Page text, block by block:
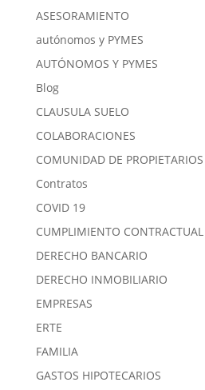
ASESORAMIENTO
autónomos y PYMES
AUTÓNOMOS Y PYMES
Blog
CLAUSULA SUELO
COLABORACIONES
COMUNIDAD DE PROPIETARIOS
Contratos
COVID 19
CUMPLIMIENTO CONTRACTUAL
DERECHO BANCARIO
DERECHO INMOBILIARIO
EMPRESAS
ERTE
FAMILIA
GASTOS HIPOTECARIOS